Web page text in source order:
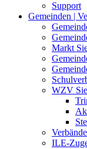
Support
Gemeinden |
Markt
WZV
Verbände
ILE-